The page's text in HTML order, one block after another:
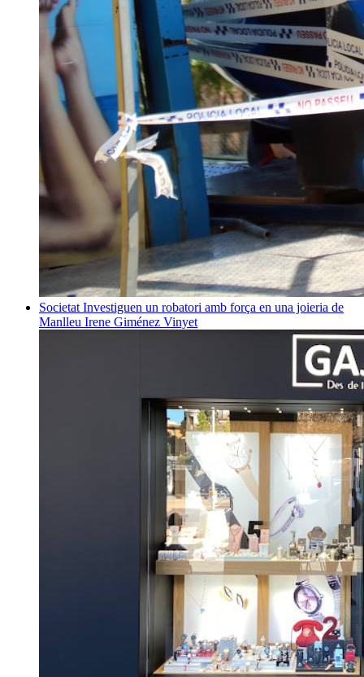
Societat Investiguen un robatori amb força en una joieria de
Manlleu Irene Giménez Vinyet